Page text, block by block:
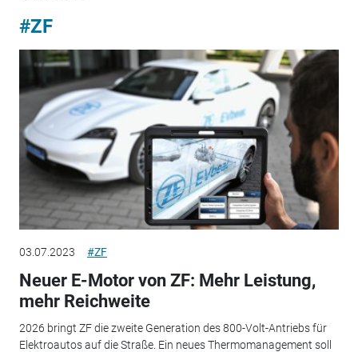
#ZF
03.07.2023 #ZF
Neuer E-Motor von ZF: Mehr Leistung,
mehr Reichweite
2026 bringt ZF die zweite Generation des 800-Volt-Antriebs für
Elektroautos auf die Straße. Ein neues Thermomanagement soll